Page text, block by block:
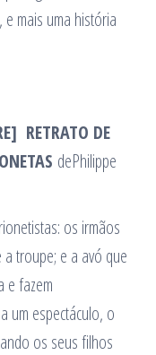
e mais uma história
RETRATO DE
dePhilippe
os irmãos
troupe; e a avó que
e fazem
um espectáculo, o
os seus filhos